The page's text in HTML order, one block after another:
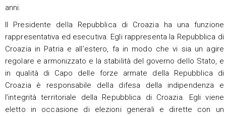
anni.
Il Presidente della Repubblica di Croazia ha una funzione
rappresentativa ed esecutiva. Egli rappresenta la Repubblica di
Croazia in Patria e all’estero, fa in modo che vi sia un agire
regolare e armonizzato e la stabilità del governo dello Stato, e
in qualità di Capo delle forze armate della Repubblica di
Croazia è responsabile della difesa della indipendenza e
l’integrità territoriale della Repubblica di Croazia. Egli viene
eletto in occasione di elezioni generali e dirette con un